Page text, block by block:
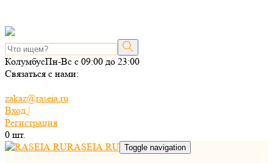
КолумбусПн-Вс с 09:00 до 23:00
Связаться с нами:
zakaz@raseia.ru
Вход |
Регистрация
0 шт.
RASEIA.RU Toggle navigation